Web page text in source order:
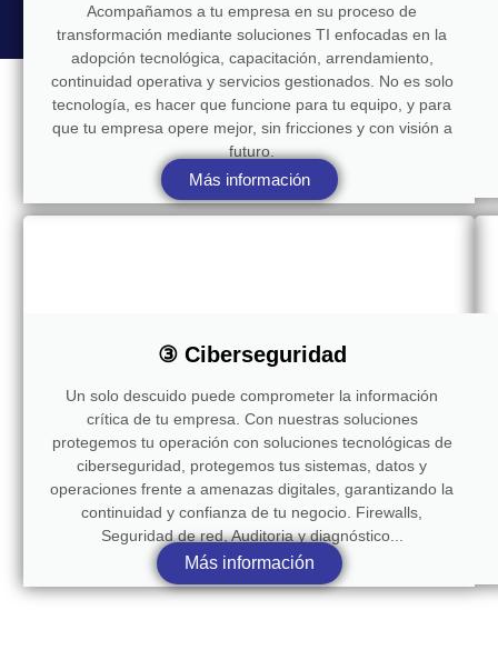
Acompañamos a tu empresa en su proceso de
transformación mediante soluciones TI enfocadas en la
adopción tecnológica, capacitación, arrendamiento,
continuidad operativa y servicios gestionados. No es solo
tecnología, es hacer que funcione para tu equipo, y para
que tu empresa opere mejor, sin fricciones y con visión a
futuro.
Más información
③ Ciberseguridad
Un solo descuido puede comprometer la información
crítica de tu empresa. Con nuestras soluciones
protegemos tu operación con soluciones tecnológicas de
ciberseguridad, protegemos tus sistemas, datos y
operaciones frente a amenazas digitales, garantizando la
continuidad y confianza de tu negocio. Firewalls,
Seguridad de red, Auditoria y diagnóstico...
Más información